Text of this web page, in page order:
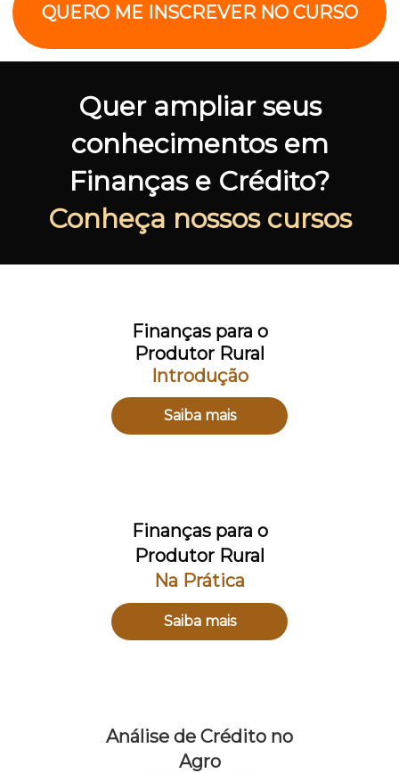
QUERO ME INSCREVER NO CURSO
Quer ampliar seus
conhecimentos em
Finanças e Crédito?
Conheça nossos cursos
Finanças para o
Produtor Rural
Introdução
Saiba mais
Finanças para o
Produtor Rural
Na Prática
Saiba mais
Análise de Crédito no
Agro